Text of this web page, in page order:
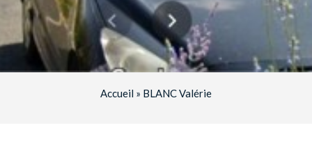
Accueil » BLANC Valérie